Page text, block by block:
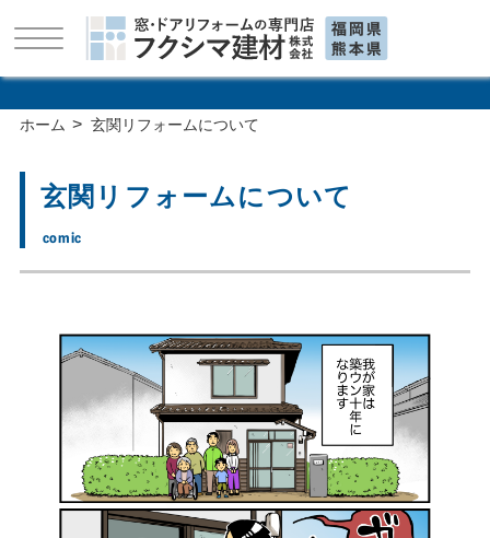
ホーム > 玄関リフォームについて
玄関リフォームについて
comic